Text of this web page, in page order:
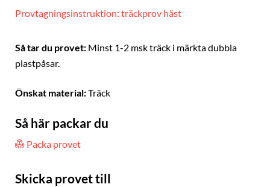
Provtagningsinstruktion: träckprov häst
Så tar du provet: Minst 1-2 msk träck i märkta dubbla
plastpåsar.
Önskat material:Träck
Så här packar du
Packa provet
Skicka provet till